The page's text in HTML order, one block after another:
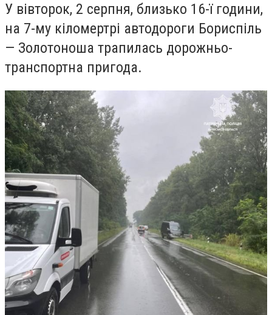
У вівторок, 2 серпня, близько 16-ї години,
на 7-му кіломертрі автодороги Бориспіль
— Золотоноша трапилась дорожньо-
транспортна пригода.